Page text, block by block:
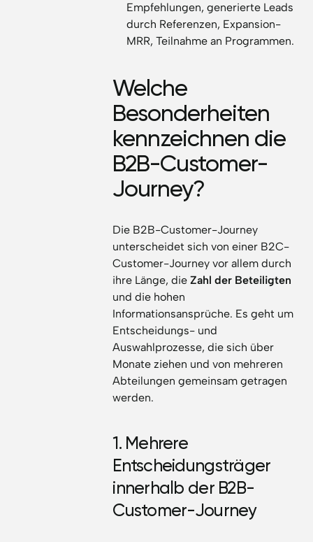
Empfehlungen, generierte Leads
durch Referenzen, Expansion-
MRR, Teilnahme an Programmen.
Welche
Besonderheiten
kennzeichnen die
B2B-Customer-
Journey?
Die B2B-Customer-Journey
unterscheidet sich von einer B2C-
Customer-Journey vor allem durch
ihre Länge, dieZahl der Beteiligten
und die hohen
Informationsansprüche. Es geht um
Entscheidungs- und
Auswahlprozesse, die sich über
Monate ziehen und von mehreren
Abteilungen gemeinsam getragen
werden.
1. Mehrere
Entscheidungsträger
innerhalb der B2B-
Customer-Journey